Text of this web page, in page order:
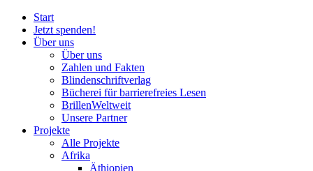
Start
Jetzt spenden!
Über uns
Über uns
Zahlen und Fakten
Blindenschriftverlag
Bücherei fürbarrierefreies Lesen
BrillenWeltweit
Unsere Partner
Projekte
Alle Projekte
Afrika
Äthiopien